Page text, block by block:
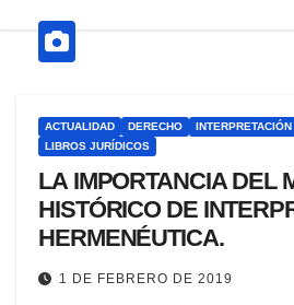
ACTUALIDAD DERECHO
LIBROS JURÍDICOS
LA IMPORTANCIA DEL
HISTÓRICO DE
HERMENÉUTICA.
1 DE FEBRERO DE 2019